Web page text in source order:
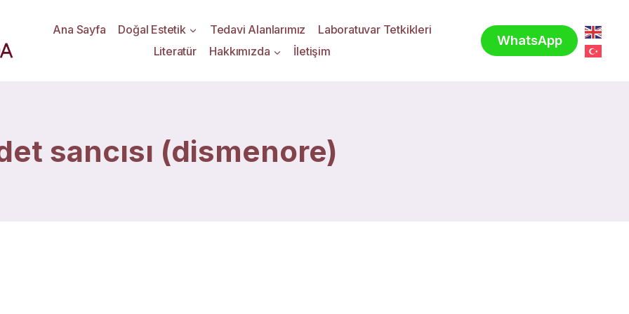
Ana Sayfa Doğal Estetik Tedavi Alanlarımız
Laboratuvar Tetkikleri
Literatür
Hakkımızda İletişim
WhatsApp
sancısı (dismenore)